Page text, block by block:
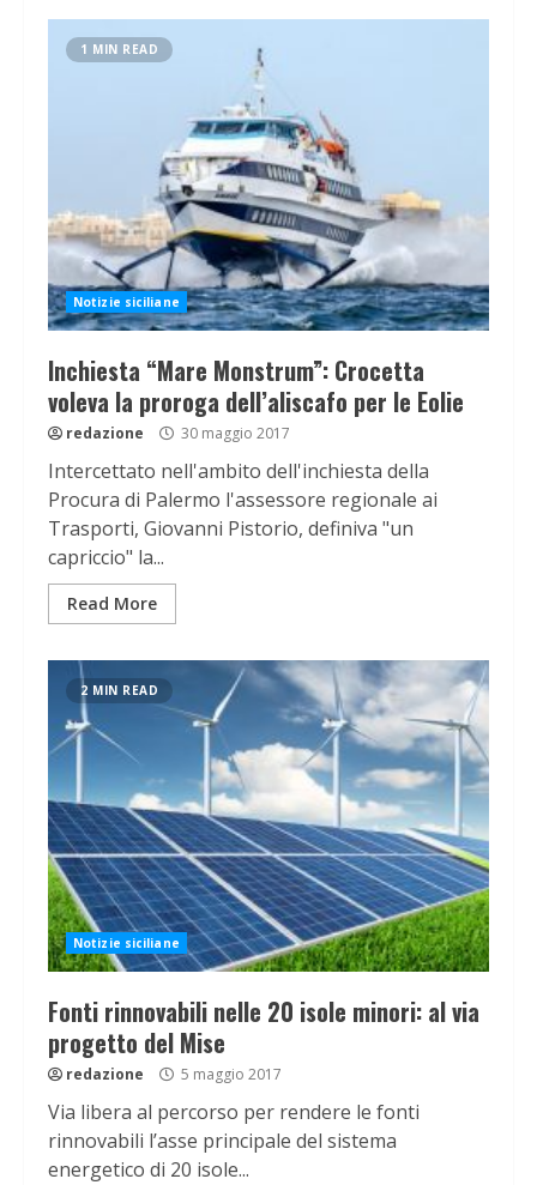
1 MIN READ
Notizie siciliane
Inchiesta “Mare Monstrum”: Crocetta
voleva la proroga dell’aliscafo per le Eolie
redazione 30 maggio 2017
Intercettato nell'ambito dell'inchiesta della
Procura di Palermo l'assessore regionale ai
Trasporti, Giovanni Pistorio, definiva "un
capriccio" la...
Read More
2 MIN READ
Notizie siciliane
Fonti rinnovabili nelle 20 isole minori: al via
progetto del Mise
redazione 5 maggio 2017
Via libera al percorso per rendere le fonti
rinnovabili l’asse principale del sistema
energetico di 20 isole...